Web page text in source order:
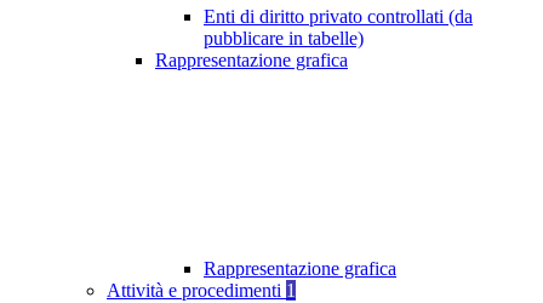
Enti di diritto privato controllati (da
pubblicare in tabelle)
Rappresentazione grafica
Rappresentazione grafica
Attività e procedimenti 1